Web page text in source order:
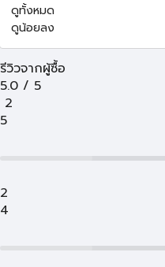
ดูทั้งหมด
ดูน้อยลง
รีวิวจากผู้ซื้อ
5.0 / 5
2
5
2
4